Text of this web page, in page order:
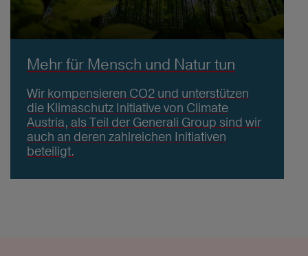
Mehr für Mensch und Natur tun
Wir kompensieren CO2 und unterstützen
die Klimaschutz Initiative von Climate
Austria, als Teil der Generali Group sind wir
auch an deren zahlreichen Initiativen
beteiligt.